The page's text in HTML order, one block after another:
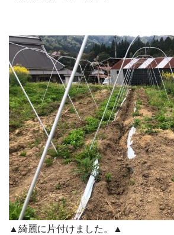
▲綺麗に片付けました。▲